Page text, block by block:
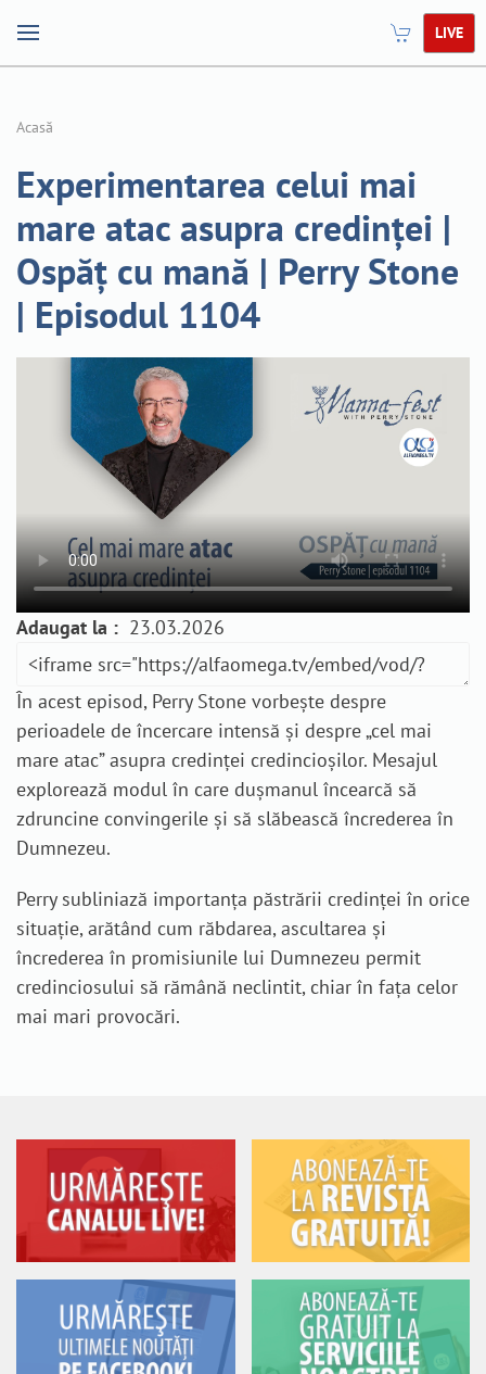
LIVE
Acasă
Experimentarea celui mai
mare atac asupra credinței |
Ospăț cu mană | Perry Stone
| Episodul 1104
Adaugat la : 23.03.2026
În acest episod, Perry Stone vorbește despre
perioadele de încercare intensă și despre „cel mai
mare atac” asupra credinței credincioșilor. Mesajul
explorează modul în care dușmanul încearcă să
zdruncine convingerile și să slăbească încrederea în
Dumnezeu.
Perry subliniază importanța păstrării credinței în orice
situație, arătând cum răbdarea, ascultarea și
încrederea în promisiunile lui Dumnezeu permit
credinciosului să rămână neclintit, chiar în fața celor
mai mari provocări.